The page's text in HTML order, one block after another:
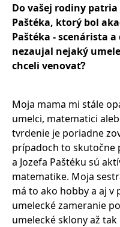
Do vašej rodiny
Paštéka, ktorý bol
Paštéka - scenárista
nezaujal nejaký
chceli venovať?
Moja mama mi stále
umelci, matematici
tvrdenie je poriadne
prípadoch to skutočne
a Jozefa Paštéku sú
matematike. Moja
má to ako hobby a aj
umelecké zameranie
umelecké sklony až